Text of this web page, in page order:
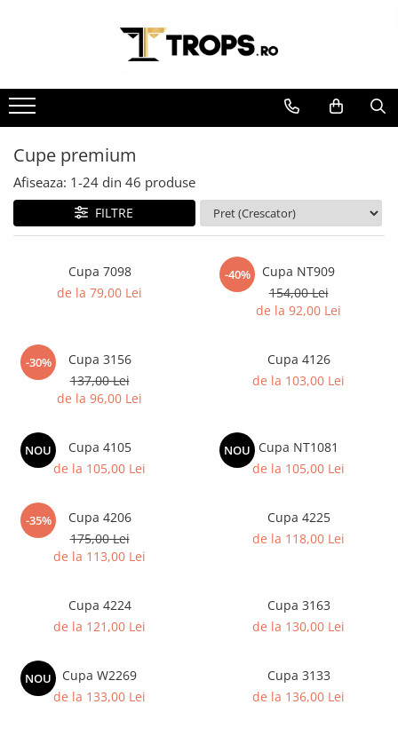
Sporturi
Arte Martiale
Atletism
Automobilism
Baschet
Ciclism
Muzica / Dans
Ski
Tenis de camp
Tenis de Masa
Volei
Alte ramuri sportive
Cupe economice
Cupe standard
Cupe premium
Accesorii Cupe
Cupe premium
Afiseaza: 1-24 din 46 produse
FILTRE
Cupa 7098
de la 79,00 Lei
-40%
Cupa NT909
154,00 Lei
de la 92,00 Lei
-30%
Cupa 3156
137,00 Lei
de la 96,00 Lei
Cupa 4126
de la 103,00 Lei
NOU
Cupa 4105
de la 105,00 Lei
NOU
Cupa NT1081
de la 105,00 Lei
-35%
Cupa 4206
175,00 Lei
de la 113,00 Lei
Cupa 4225
de la 118,00 Lei
Cupa 4224
de la 121,00 Lei
Cupa 3163
de la 130,00 Lei
NOU
Cupa W2269
de la 133,00 Lei
Cupa 3133
de la 136,00 Lei